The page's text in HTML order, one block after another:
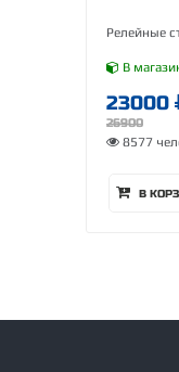
Релейные
В
23000
26900
8577
В